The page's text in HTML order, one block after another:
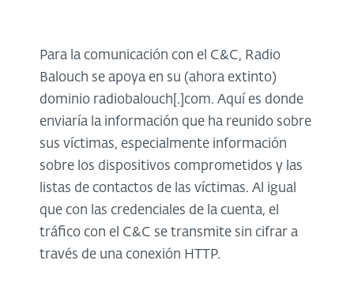
Para la comunicación con el C&C, Radio
Balouch se apoya en su (ahora extinto)
dominio radiobalouch[.]com. Aquí es donde
enviaría la información que ha reunido sobre
sus víctimas, especialmente información
sobre los dispositivos comprometidos y las
listas de contactos de las víctimas. Al igual
que con las credenciales de la cuenta, el
tráfico con el C&C se transmite sin cifrar a
través de una conexión HTTP.